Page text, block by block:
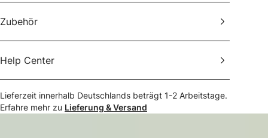
Zubehör
Help Center
Lieferzeit innerhalb Deutschlands beträgt 1-2 Arbeitstage.
Erfahre mehr zu Lieferung & Versand